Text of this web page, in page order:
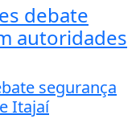
debate
autoridades
segurança
Itajaí